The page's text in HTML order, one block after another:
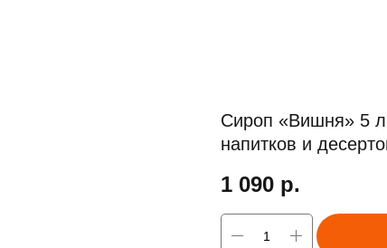
Сироп «Вишня» 5
напитков и
1 090 р.